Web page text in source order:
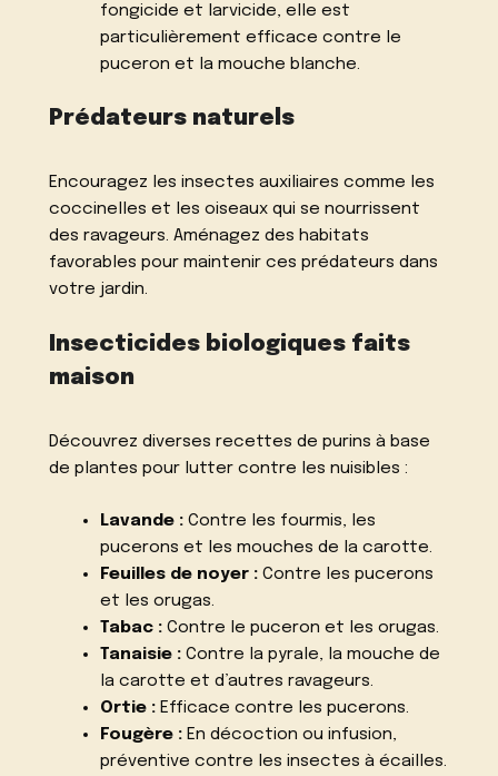
fongicide et larvicide, elle est
particulièrement efficace contre le
puceron et la mouche blanche.
Prédateurs naturels
Encouragez les insectes auxiliaires comme les
coccinelles et les oiseaux qui se nourrissent
des ravageurs. Aménagez des habitats
favorables pour maintenir ces prédateurs dans
votre jardin.
Insecticides biologiques faits
maison
Découvrez diverses recettes de purins à base
de plantes pour lutter contre les nuisibles :
Lavande :Contre les fourmis, les
pucerons et les mouches de la carotte.
Feuilles de noyer :Contre les pucerons
et les orugas.
Tabac :Contre le puceron et les orugas.
Tanaisie :Contre la pyrale, la mouche de
la carotte et d’autres ravageurs.
Ortie :Efficace contre les pucerons.
Fougère :En décoction ou infusion,
préventive contre les insectes à écailles.